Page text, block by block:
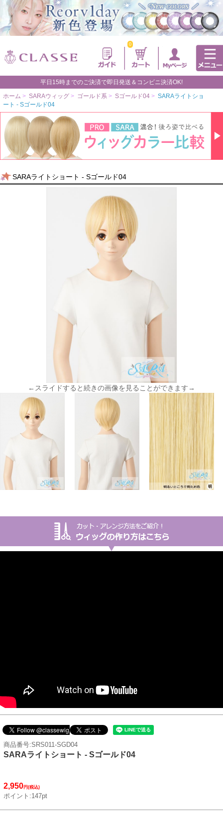
0
平日15時までのご決済で即日発送＆コンビニ決済OK!
ホーム > SARAウィッグ > ゴールド系 > Sゴールド04 > SARAライトショ
ート - Sゴールド04
SARAライトショート - Sゴールド04
←スライドすると続きの画像を見ることができます→
商品番号:SRS011-SGD04
SARAライトショート - Sゴールド04
2,950円(税込)
ポイント:147pt